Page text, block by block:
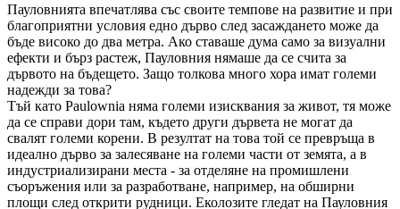
Пауловнията впечатлява със своите темпове на развитие и при
благоприятни условия едно дърво след засаждането може да
бъде високо до два метра. Ако ставаше дума само за визуални
ефекти и бърз растеж, Пауловния нямаше да се счита за
дървото на бъдещето. Защо толкова много хора имат големи
надежди за това?
Тъй като Paulownia няма големи изисквания за живот, тя може
да се справи дори там, където други дървета не могат да
свалят големи корени. В резултат на това той се превръща в
идеално дърво за залесяване на големи части от земята, а в
индустриализирани места - за отделяне на промишлени
съоръжения или за разработване, например, на обширни
площи след открити рудници. Еколозите гледат на Пауловния